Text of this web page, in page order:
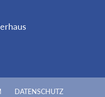
DATENSCHUTZ